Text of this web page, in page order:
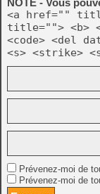
NOTE - Vous
<a href=""
title=""> <b>
<code> <del
<s> <strike>
Prévenez-moi de
Prévenez-moi de